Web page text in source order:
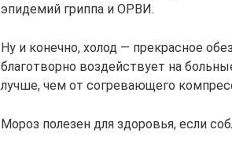
эпидемий гриппа и ОРВИ.
Ну и конечно, холод — прекрасное
благотворно воздействует на
лучше, чем от согревающего
Мороз полезен для здоровья, если